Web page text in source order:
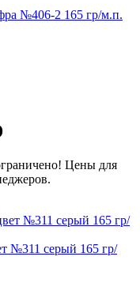
№406-2 165 гр/м.п.
Цены для
№311 серый 165 гр/